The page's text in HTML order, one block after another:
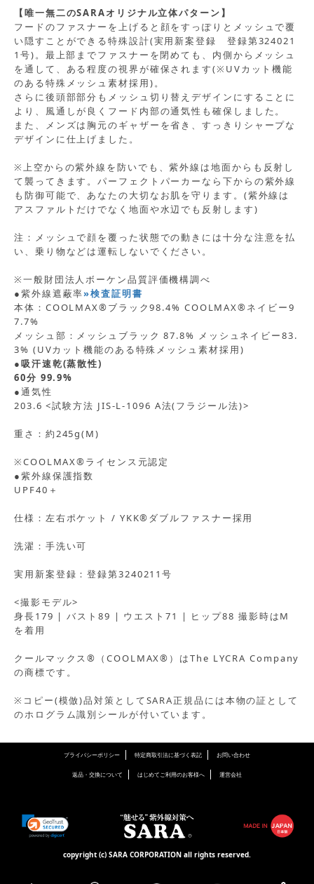
【唯一無二のSARAオリジナル立体パターン】
フードのファスナーを上げると顔をすっぽりとメッシュで覆
い隠すことができる特殊設計(実用新案登録 登録第324021
1号)。最上部までファスナーを閉めても、内側からメッシュ
を通して、ある程度の視界が確保されます(※UVカット機能
のある特殊メッシュ素材採用)。
さらに後頭部部分もメッシュ切り替えデザインにすることに
より、風通しが良くフード内部の通気性も確保しました。
また、メンズは胸元のギャザーを省き、すっきりシャープな
デザインに仕上げました。
※上空からの紫外線を防いでも、紫外線は地面からも反射し
て襲ってきます。パーフェクトパーカーなら下からの紫外線
も防御可能で、あなたの大切なお肌を守ります。(紫外線は
アスファルトだけでなく地面や水辺でも反射します)
注：メッシュで顔を覆った状態での動きには十分な注意を払
い、乗り物などは運転しないでください。
※一般財団法人ボーケン品質評価機構調べ
●紫外線遮蔽率»検査証明書
本体：COOLMAX®ブラック98.4% COOLMAX®ネイビー9
7.7%
メッシュ部：メッシュブラック 87.8% メッシュネイビー83.
3% (UVカット機能のある特殊メッシュ素材採用)
●吸汗速乾(蒸散性)
60分 99.9%
●通気性
203.6 <試験方法 JIS-L-1096 A法(フラジール法)>
重さ：約245g(M)
※COOLMAX®ライセンス元認定
●紫外線保護指数
UPF40＋
仕様：左右ポケット / YKK®ダブルファスナー採用
洗濯：手洗い可
実用新案登録：登録第3240211号
<撮影モデル>
身長179 | バスト89 | ウエスト71 | ヒップ88 撮影時はM
を着用
クールマックス®（COOLMAX®）はThe LYCRA Company
の商標です。
※コピー(模倣)品対策としてSARA正規品には本物の証として
のホログラム識別シールが付いています。
プライバシーポリシー 特定商取引法に基づく表記 お問い合わせ
返品・交換について はじめてご利用のお客様へ 運営会社
copyright (c) SARA CORPORATION all rights reserved.